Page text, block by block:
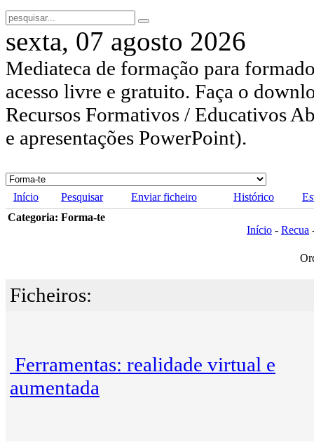
sexta, 07 agosto 2026
Mediateca de formação para
acesso livre e gratuito. Faça o
Recursos Formativos / Educativos
e apresentações PowerPoint).
Início Pesquisar Enviar ficheiro Histórico
Categoria: Forma-te
Início - Recua
Ficheiros:
Ferramentas: realidade virtual e
aumentada